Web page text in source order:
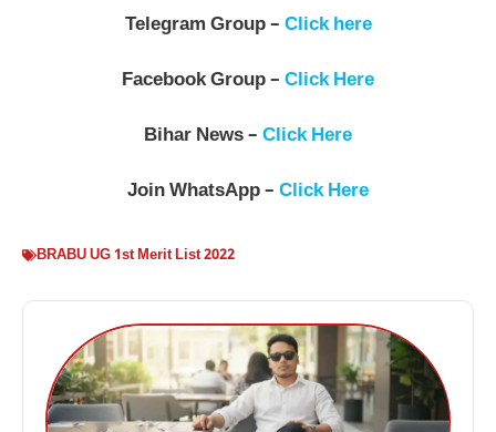
Telegram Group – Click here
Facebook Group – Click Here
Bihar News – Click Here
Join WhatsApp – Click Here
BRABU UG 1st Merit List 2022